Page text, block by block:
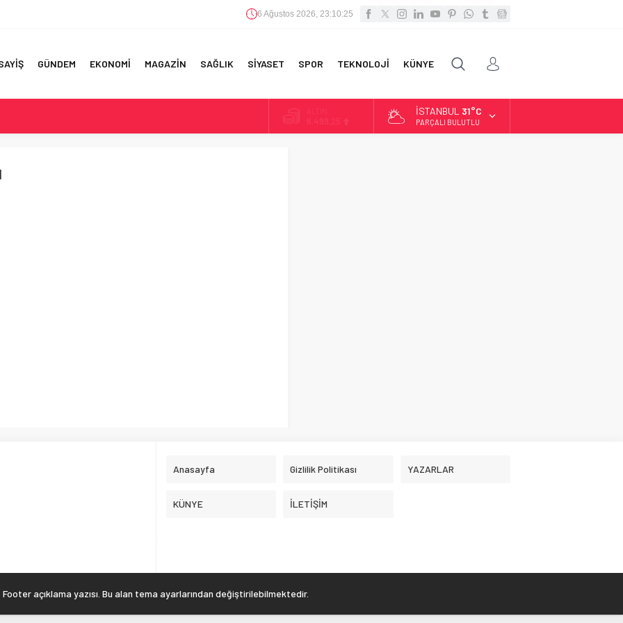
6 Ağustos 2026, 23:10:25
GÜNDEM EKONOMİ MAGAZİN SAĞLIK SİYASET SPOR TEKNOLOJİ KÜNYE
5’İNCİLİK!
EN BÜYÜK HATALAR
İSTANBUL 31°C
PARÇALI BULUTLU
Anasayfa Gizlilik Politikası YAZARLAR
KÜNYE İLETİŞİM
Footer açıklama yazısı. Bu alan tema ayarlarından değiştirilebilmektedir.